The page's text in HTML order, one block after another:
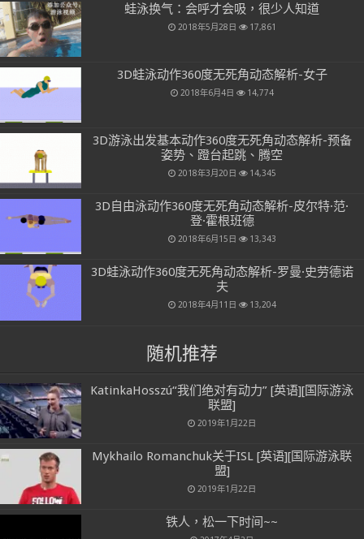
蛙泳换气：会呼才会吸，很少人知道
2018年5月28日 17,861
3D蛙泳动作360度无死角动态解析-女子
2018年6月4日 14,774
3D游泳出发基本动作360度无死角动态解析-预备
姿势、蹬台起跳、腾空
2018年3月20日 14,345
3D自由泳动作360度无死角动态解析-皮尔特·范·
登·霍根班德
2018年6月15日 13,343
3D蛙泳动作360度无死角动态解析-罗曼·史劳德诺
夫
2018年4月11日 13,204
随机推荐
KatinkaHosszú“我们绝对有动力” [英语][国际游泳
联盟]
2019年1月22日
Mykhailo Romanchuk关于ISL [英语][国际游泳联
盟]
2019年1月22日
铁人，松一下时间~~